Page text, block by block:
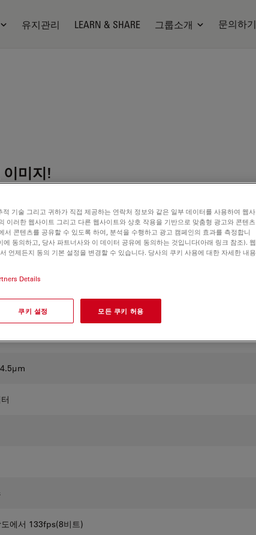
유지관리 LEARN & SHARE 그룹소개 문의하기
이미지!
IMX420 컬러
에서 133fps(8비트)
기술 그리고 귀하가 직접 제공하는 연락처 정보와 같은 일부 데이터를 사용하여 웹사
이러한 웹사이트 그리고 다른 웹사이트와 상호 작용을 기반으로 맞춤형 광고와 콘텐츠
서 콘텐츠를 공유할 수 있도록 하여, 분석을 수행하고 광고 캠페인의 효과를 측정합니
동의하고, 당사 파트너사와 이 데이터 공유에 동의하는 것입니다(아래 링크 참조). 웹
언제든지 동의 기본 설정을 변경할 수 있습니다. 당사의 쿠키 사용에 대한 자세한 내용
Details
쿠키 설정 모든 쿠키 허용